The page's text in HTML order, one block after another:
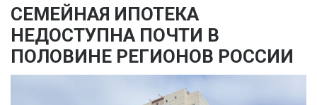
СЕМЕЙНАЯ ИПОТЕКА
НЕДОСТУПНА ПОЧТИ В
ПОЛОВИНЕ РЕГИОНОВ РОССИИ